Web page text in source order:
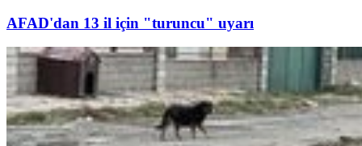
AFAD'dan 13 il için "turuncu" uyarı